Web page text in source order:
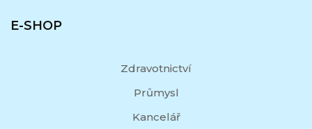
E-SHOP
Zdravotnictví
Průmysl
Kancelář